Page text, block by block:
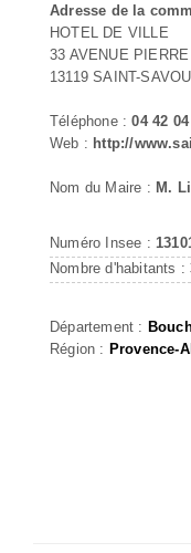
Adresse de la
HOTEL DE VILLE
33 AVENUE
13119 SAINT-
Téléphone :04 42
Web : http://
Nom du Maire : M.
Numéro Insee :
Nombre d'habitants :
Département :
Région : Provence-